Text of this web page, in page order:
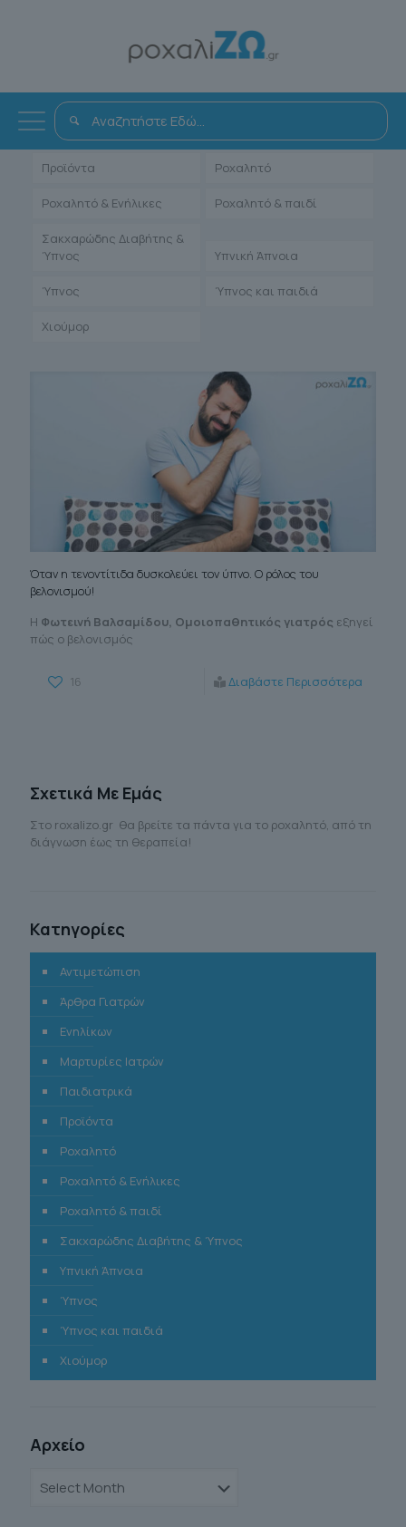
Αντιμετώπιση
Άρθρα Γιατρών Ενηλίκων
Μαρτυρίες Ιατρών
Προϊόντα Ροχαλητό
Ροχαλητό & Ενήλικες Ροχαλητό & παιδί
Σακχαρώδης Διαβήτης &
Ύπνος
Υπνική Άπνοια
Ύπνος Ύπνος και παιδιά
Χιούμορ
Όταν η τενοντίτιδα δυσκολεύει τον ύπνο. Ο ρόλος του
βελονισμού!
Η Φωτεινή Βαλσαμίδου, Ομοιοπαθητικός γιατρός εξηγεί
πώς ο βελονισμός
16 Διαβάστε Περισσότερα
Σχετικά Με Εμάς
Στο roxalizo.gr θα βρείτε τα πάντα για το ροχαλητό, από τη
διάγνωση έως τη θεραπεία!
Κατηγορίες
Αντιμετώπιση
Άρθρα Γιατρών
Ενηλίκων
Μαρτυρίες Ιατρών
Παιδιατρικά
Προϊόντα
Ροχαλητό
Ροχαλητό & Ενήλικες
Ροχαλητό & παιδί
Σακχαρώδης Διαβήτης & Ύπνος
Υπνική Άπνοια
Ύπνος
Ύπνος και παιδιά
Χιούμορ
Αρχείο